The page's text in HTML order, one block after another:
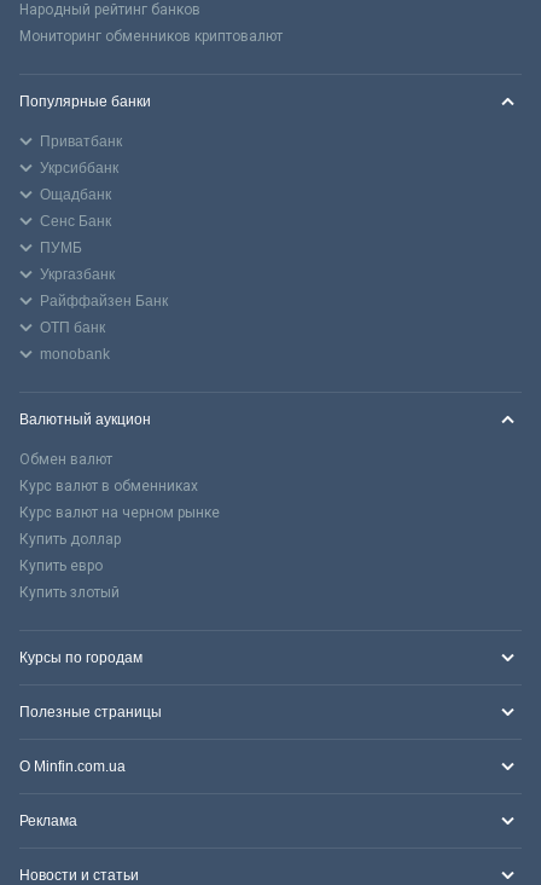
Народный рейтинг банков
Мониторинг обменников криптовалют
Популярные банки
Приватбанк
Укрсиббанк
Ощадбанк
Сенс Банк
ПУМБ
Укргазбанк
Райффайзен Банк
ОТП банк
monobank
Валютный аукцион
Обмен валют
Курс валют в обменниках
Курс валют на черном рынке
Купить доллар
Купить евро
Купить злотый
Курсы по городам
Полезные страницы
О Minfin.com.ua
Реклама
Новости и статьи